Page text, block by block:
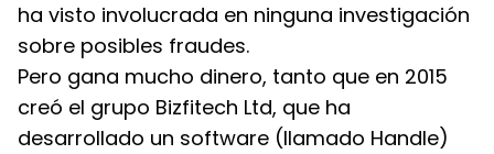
ha visto involucrada en ninguna investigación
sobre posibles fraudes.
Pero gana mucho dinero, tanto que en 2015
creó el grupo Bizfitech Ltd, que ha
desarrollado un software (llamado Handle)